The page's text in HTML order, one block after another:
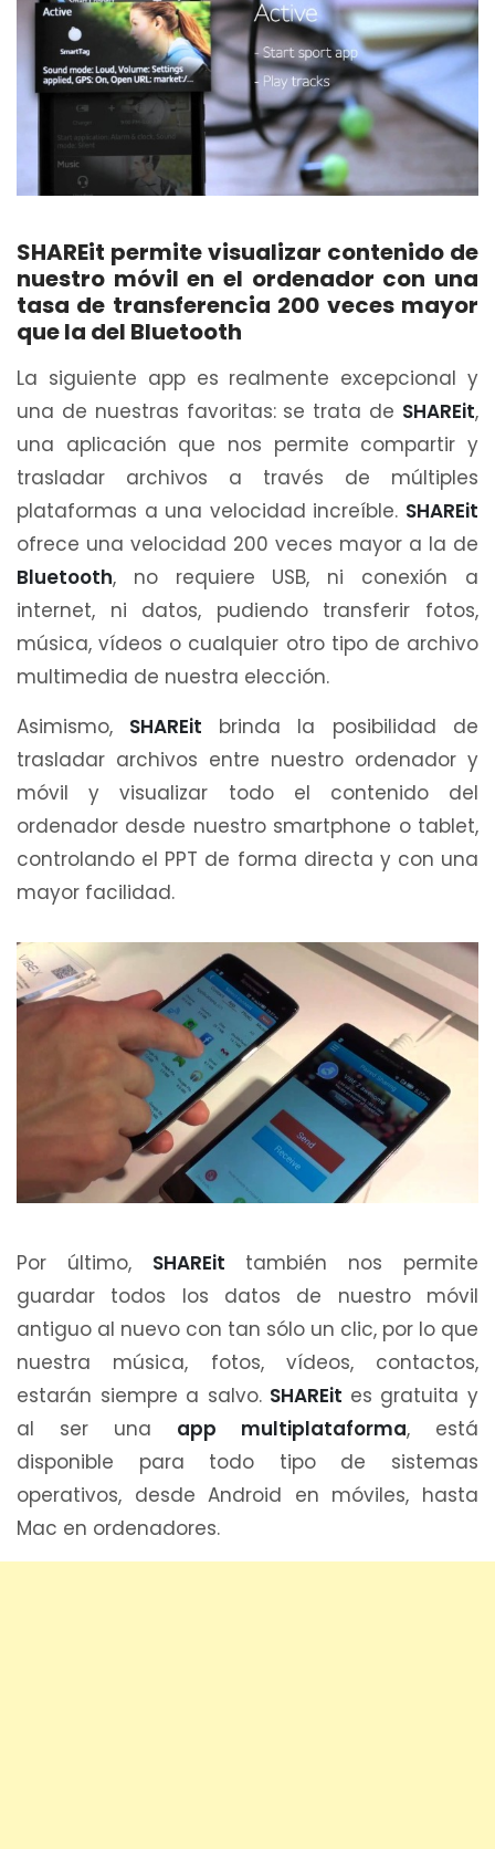
SHAREit permite visualizar contenido de
nuestro móvil en el ordenador con una
tasa de transferencia 200 veces mayor
que la del Bluetooth
La siguiente app es realmente excepcional y
una de nuestras favoritas: se trata de SHAREit,
una aplicación que nos permite compartir y
trasladar archivos a través de múltiples
plataformas a una velocidad increíble. SHAREit
ofrece una velocidad 200 veces mayor a la de
Bluetooth, no requiere USB, ni conexión a
internet, ni datos, pudiendo transferir fotos,
música, vídeos o cualquier otro tipo de archivo
multimedia de nuestra elección.
Asimismo, SHAREit brinda la posibilidad de
trasladar archivos entre nuestro ordenador y
móvil y visualizar todo el contenido del
ordenador desde nuestro smartphone o tablet,
controlando el PPT de forma directa y con una
mayor facilidad.
Por último, SHAREit también nos permite
guardar todos los datos de nuestro móvil
antiguo al nuevo con tan sólo un clic, por lo que
nuestra música, fotos, vídeos, contactos,
estarán siempre a salvo. SHAREit es gratuita y
al ser una app multiplataforma, está
disponible para todo tipo de sistemas
operativos, desde Android en móviles, hasta
Mac en ordenadores.